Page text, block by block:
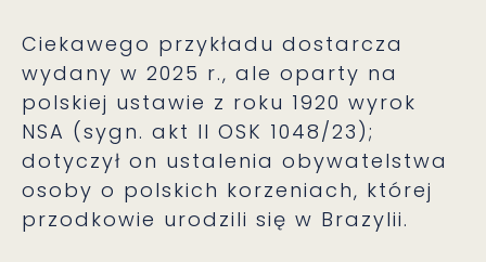
Ciekawego przykładu dostarcza
wydany w 2025 r., ale oparty na
polskiej ustawie z roku 1920 wyrok
NSA (sygn. akt II OSK 1048/23);
dotyczył on ustalenia obywatelstwa
osoby o polskich korzeniach, której
przodkowie urodzili się w Brazylii.